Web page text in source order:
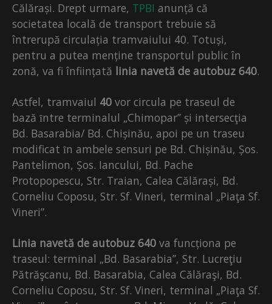
Călărași. Drept urmare, TPBI anunță că
societatea locală de transport trebuie să
întrerupă circulația tramvaiului 40. Totuși,
pentru a putea menține transportul public în
zonă, va fi înființată linia navetă de autobuz 640.
Astfel, tramvaiul 40 vor circula pe traseul de
bază ȋntre terminalul „Chimopar” și intersecţia
Bd. Basarabia/ Bd. Chișinău, apoi pe un traseu
modificat ȋn ambele sensuri pe Bd. Chișinău, Șos.
Pantelimon, Șos. Iancului, Bd. Pache
Protopopescu, Str. Traian, Calea Călărași, Bd.
Corneliu Coposu, Str. Sf. Vineri, terminal „Piaţa Sf.
Vineri”.
Linia navetă de autobuz 640 va funcționa pe
traseul: terminal „Bd. Basarabia”, Str. Lucreţiu
Pătrăşcanu, Bd. Basarabia, Calea Călăraşi, Bd.
Corneliu Coposu, Str. Sf. Vineri, terminal „Piaţa Sf.